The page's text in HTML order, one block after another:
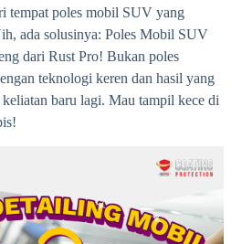
tempat poles mobil SUV yang
ada solusinya: Poles Mobil SUV
dari Rust Pro! Bukan poles
teknologi keren dan hasil yang
baru lagi. Mau tampil kece di